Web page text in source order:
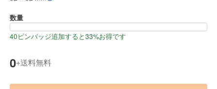
数量
40ピンバッジ追加すると33%お得です
0+送料無料